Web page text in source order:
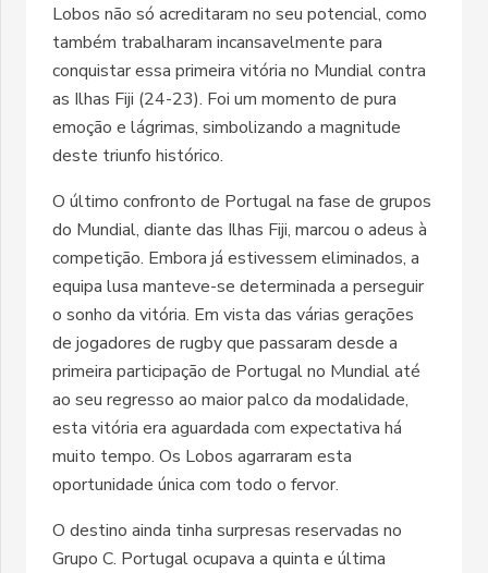
Lobos não só acreditaram no seu potencial, como
também trabalharam incansavelmente para
conquistar essa primeira vitória no Mundial contra
as Ilhas Fiji (24-23). Foi um momento de pura
emoção e lágrimas, simbolizando a magnitude
deste triunfo histórico.
O último confronto de Portugal na fase de grupos
do Mundial, diante das Ilhas Fiji, marcou o adeus à
competição. Embora já estivessem eliminados, a
equipa lusa manteve-se determinada a perseguir
o sonho da vitória. Em vista das várias gerações
de jogadores de rugby que passaram desde a
primeira participação de Portugal no Mundial até
ao seu regresso ao maior palco da modalidade,
esta vitória era aguardada com expectativa há
muito tempo. Os Lobos agarraram esta
oportunidade única com todo o fervor.
O destino ainda tinha surpresas reservadas no
Grupo C. Portugal ocupava a quinta e última